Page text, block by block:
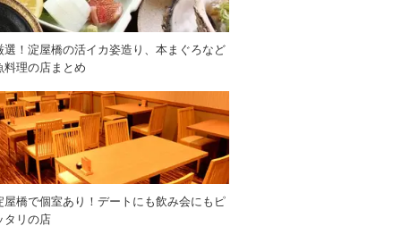
選！淀屋橋の活イカ姿造り、本まぐろなど
料理の店まとめ
屋橋で個室あり！デートにも飲み会にもピ
タリの店